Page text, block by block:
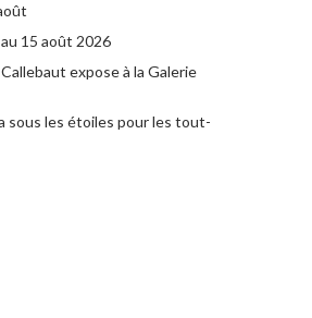
15 août 2026
expose à la Galerie
sous les étoiles pour les tout-